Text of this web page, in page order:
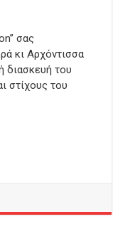
σας
κι Αρχόντισσα
διασκευή του
στίχους του